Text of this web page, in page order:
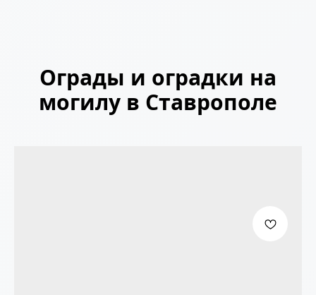
Ограды и оградки на
могилу в Ставрополе